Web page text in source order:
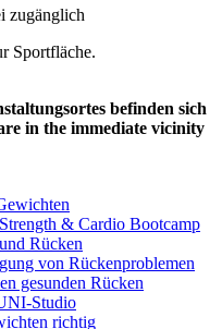
zugänglich
Sportfläche.
befinden sich
in the immediate vicinity
& Cardio Bootcamp
Rücken
von Rückenproblemen
gesunden Rücken
Studio
richtig